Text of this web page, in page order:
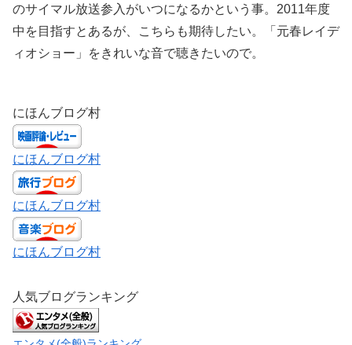
のサイマル放送参入がいつになるかという事。2011年度
中を目指すとあるが、こちらも期待したい。「元春レイデ
ィオショー」をきれいな音で聴きたいので。
にほんブログ村
にほんブログ村
にほんブログ村
にほんブログ村
人気ブログランキング